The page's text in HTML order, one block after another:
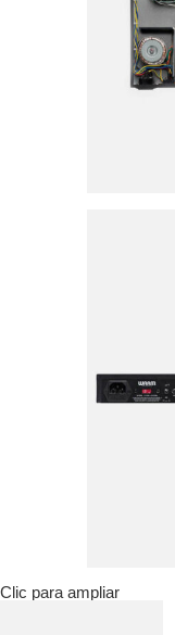
Clic para ampliar